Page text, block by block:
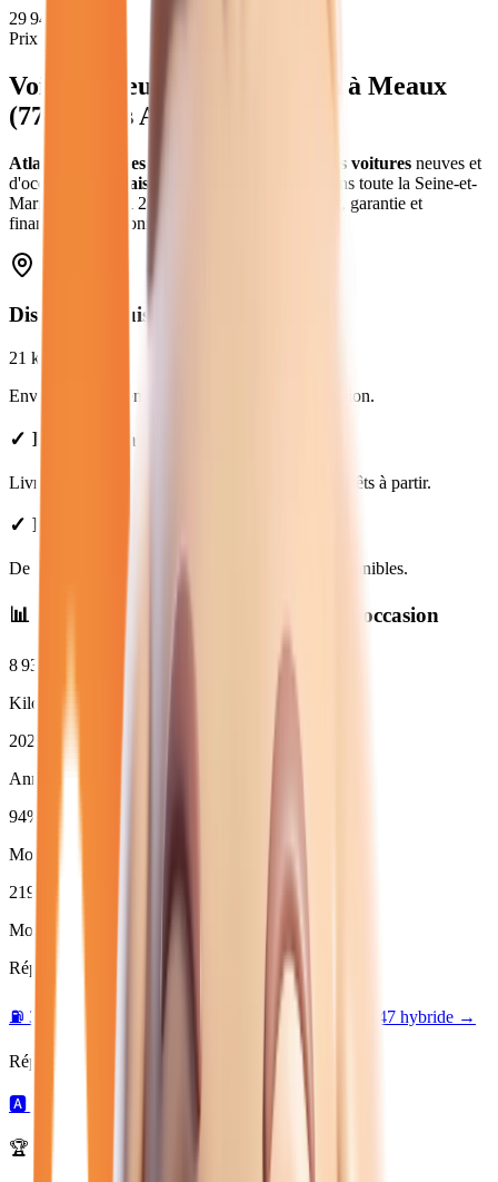
29 942
Prix moyen
Voitures neuves et d'occasion à Meaux
(77 ) - Atlas Automobiles
Atlas Automobiles véhicules voitures neuves et
d'occasion
Livraison gratuite à et dans toute la Seine-et-
Marne
11 280
€. Essai gratuit, garantie et
financement disponible.
Distance depuis
21 km
Environ
en voiture jusqu'à notre concession.
✓ Livraison à Meaux : forfait de 49€
Livraison gratuite à Meaux. Véhicules voitures prêts à partir.
✓ Prix Transparents
De €. Financement et LOA disponibles.
📊 Statistiques des neuves et d'occasion
8 938
Kilométrage moyen
2025
Année moyenne
94%
Moins de 3 ans (
219
Moins de 50 000 km
Répartition par motorisation :
⛽ 34 électrique → 147 hybride →
Répartition par boîte de vitesses :
🅰️ manuelle →
🏆 Marques les plus disponibles :